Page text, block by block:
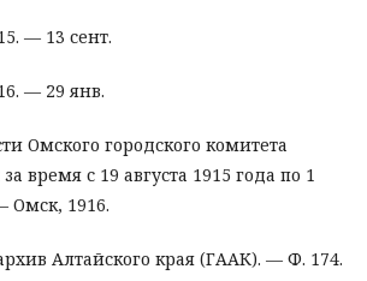
— 13 сент.
— 29 янв.
Омского городского комитета
время с 19 августа 1915 года по 1
Омск, 1916.
Алтайского края (ГААК). — Ф. 174.